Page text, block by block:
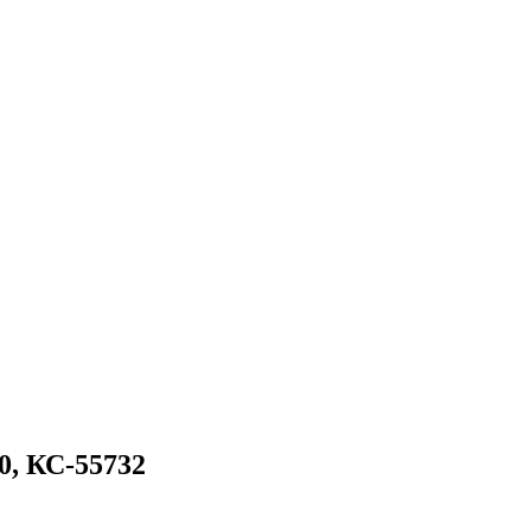
КС-55732